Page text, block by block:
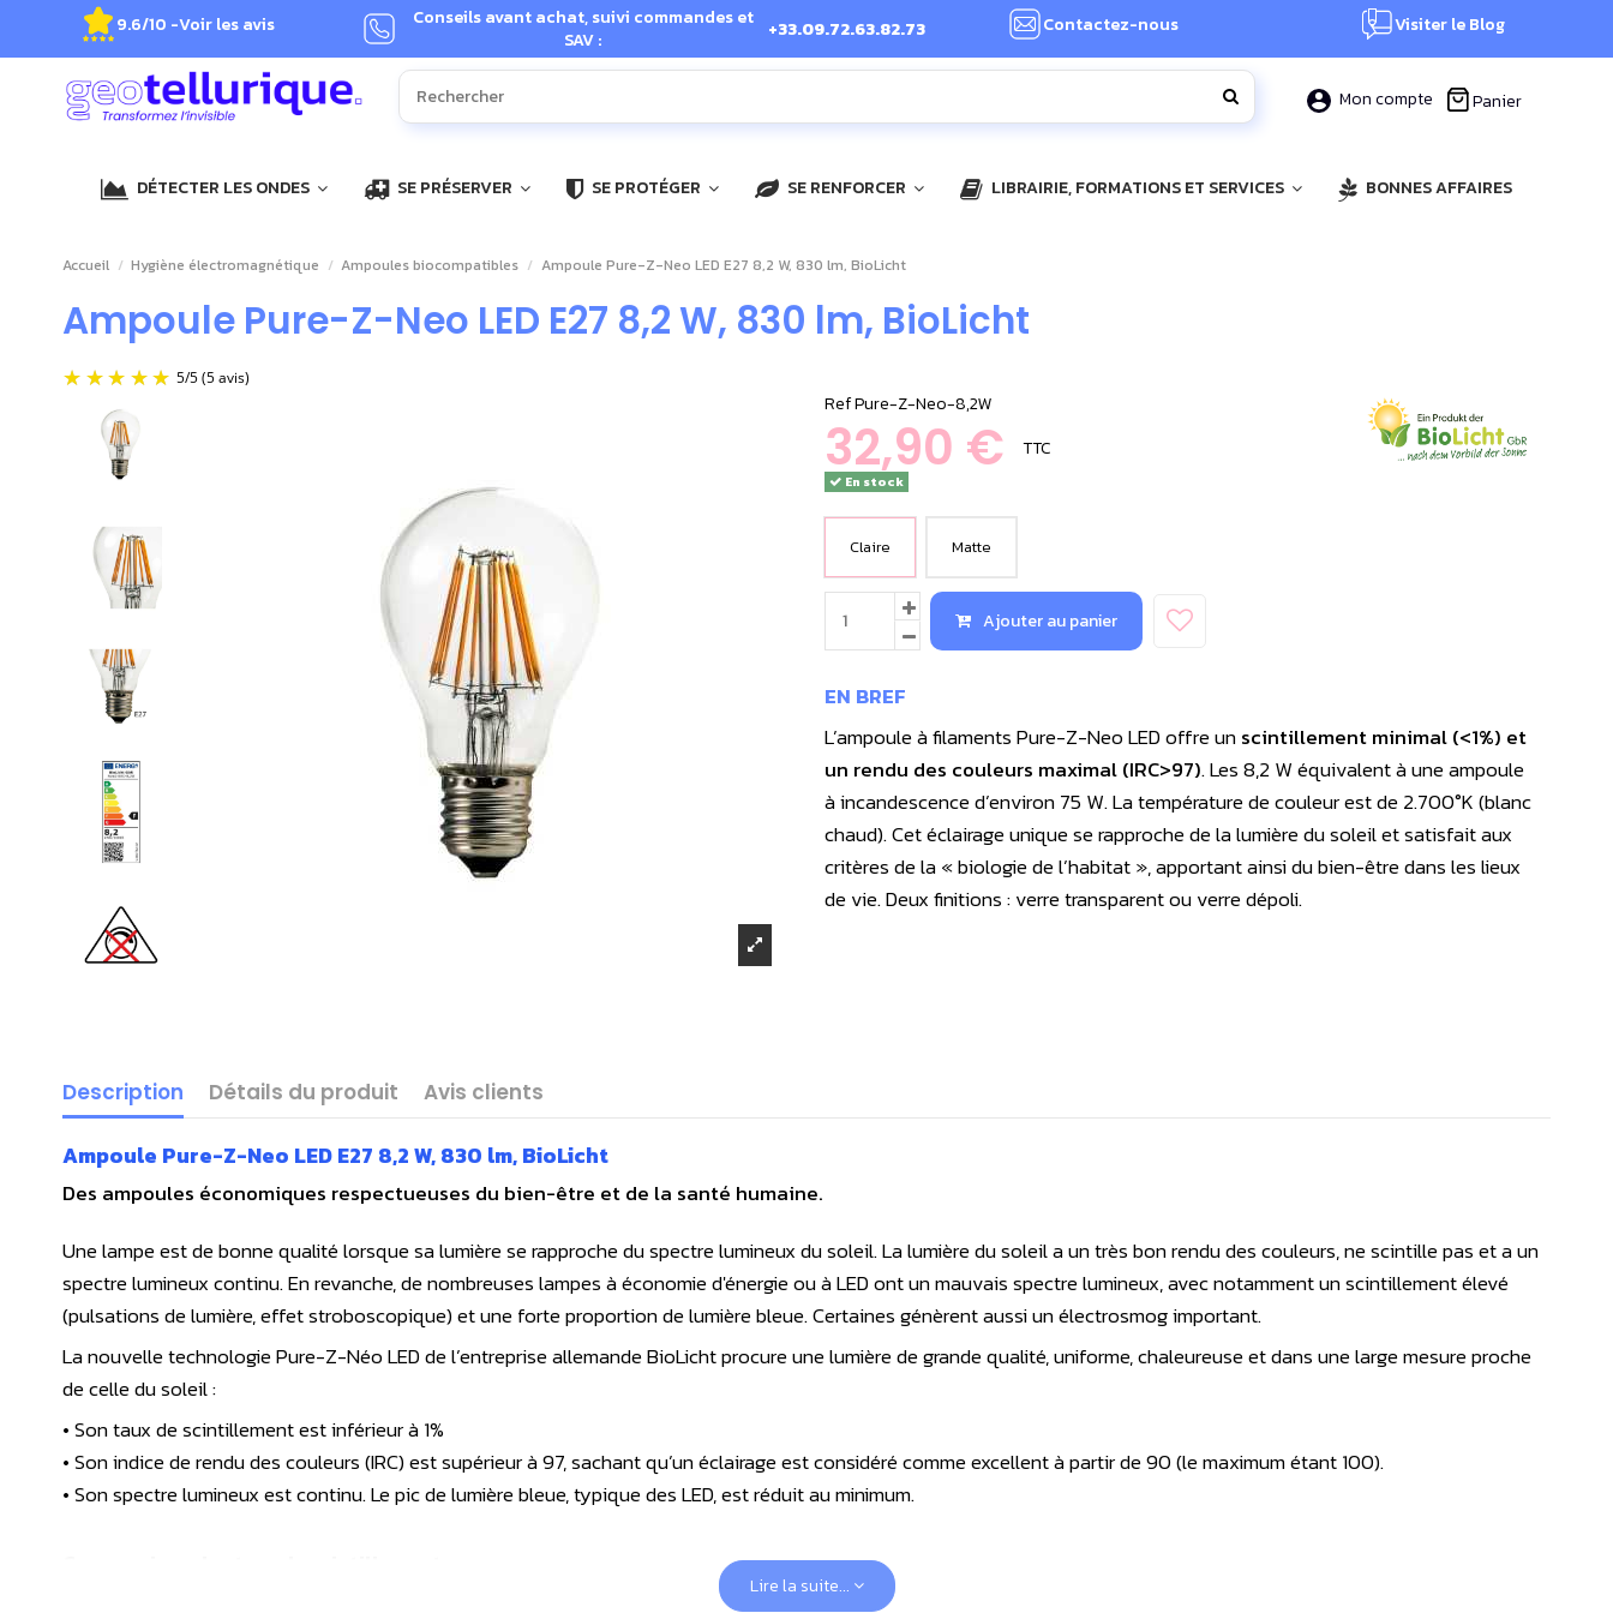
9.6/10 -Voir les avis
Conseils avant achat, suivi commandes et
SAV :
+33.09.72.63.82.73 Contactez-nous Visiter le Blog
Mon compte Panier
DÉTECTER LES ONDES SE PRÉSERVER SE PROTÉGER SE RENFORCER LIBRAIRIE, FORMATIONS ET SERVICES BONNES AFFAIRES
Accueil Hygiène électromagnétique Ampoules biocompatibles Ampoule Pure-Z-Neo LED E27 8,2 W, 830 lm, BioLicht
Ampoule Pure-Z-Neo LED E27 8,2 W, 830 lm, BioLicht
RefPure-Z-Neo-8,2W
32,90 € TTC
En stock
Claire Matte
Ajouter au panier
EN BREF
L’ampoule à filaments Pure-Z-Neo LED offre unscintillement minimal (<1%) et
un rendu des couleurs maximal (IRC>97). Les 8,2 W équivalent à une ampoule
à incandescence d’environ 75 W. La température de couleur est de 2.700°K (blanc
chaud). Cet éclairage unique se rapproche de la lumière du soleil et satisfait aux
critères de la « biologie de l’habitat », apportant ainsi du bien-être dans les lieux
de vie. Deux finitions : verre transparent ou verre dépoli.
Description Détails du produit Avis clients
Ampoule Pure-Z-Neo LED E27 8,2 W, 830 lm, BioLicht
Des ampoules économiques respectueuses du bien-être et de la santé humaine.
Une lampe est de bonne qualité lorsque sa lumière se rapproche du spectre lumineux du soleil. La lumière du soleil a un très bon rendu des couleurs, ne scintille pas et a un
spectre lumineux continu. En revanche, de nombreuses lampes à économie d'énergie ou à LED ont un mauvais spectre lumineux, avec notamment un scintillement élevé
(pulsations de lumière, effet stroboscopique) et une forte proportion de lumière bleue. Certaines génèrent aussi un électrosmog important.
La nouvelle technologie Pure-Z-Néo LED de l’entreprise allemande BioLicht procure une lumière de grande qualité, uniforme, chaleureuse et dans une large mesure proche
de celle du soleil :
• Son taux de scintillement est inférieur à 1%
• Son indice de rendu des couleurs (IRC) est supérieur à 97, sachant qu’un éclairage est considéré comme excellent à partir de 90 (le maximum étant 100).
• Son spectre lumineux est continu. Le pic de lumière bleue, typique des LED, est réduit au minimum.
Lire la suite...